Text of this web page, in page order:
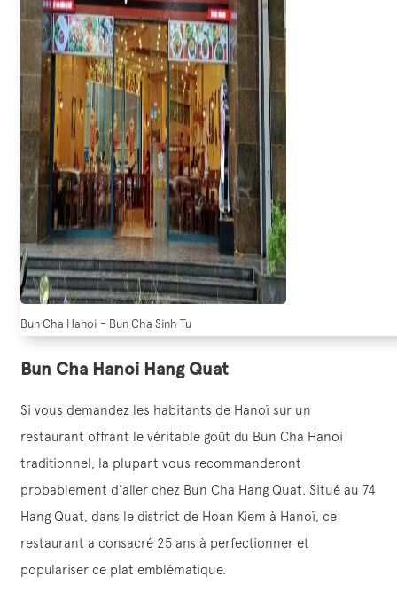
Bun Cha Hanoi – Bun Cha Sinh Tu
Bun Cha Hanoi Hang Quat
Si vous demandez les habitants de Hanoï sur un
restaurant offrant le véritable goût du Bun Cha Hanoi
traditionnel, la plupart vous recommanderont
probablement d’aller chez Bun Cha Hang Quat. Situé au 74
Hang Quat, dans le district de Hoan Kiem à Hanoï, ce
restaurant a consacré 25 ans à perfectionner et
populariser ce plat emblématique.